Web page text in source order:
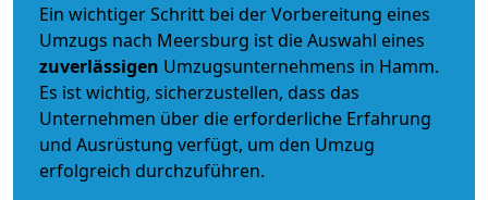
Ein wichtiger Schritt bei der Vorbereitung eines
Umzugs nach Meersburg ist die Auswahl eines
zuverlässigen Umzugsunternehmens in Hamm.
Es ist wichtig, sicherzustellen, dass das
Unternehmen über die erforderliche Erfahrung
und Ausrüstung verfügt, um den Umzug
erfolgreich durchzuführen.